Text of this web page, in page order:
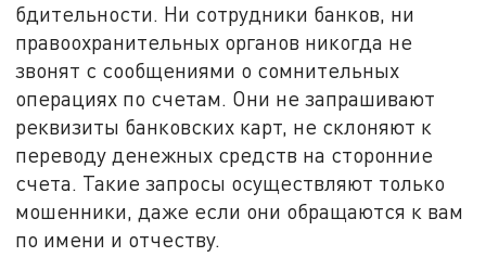
бдительности. Ни сотрудники банков, ни
правоохранительных органов никогда не
звонят с сообщениями о сомнительных
операциях по счетам. Они не запрашивают
реквизиты банковских карт, не склоняют к
переводу денежных средств на сторонние
счета. Такие запросы осуществляют только
мошенники, даже если они обращаются к вам
по имени и отчеству.